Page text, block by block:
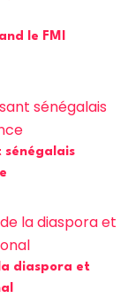
le FMI
sénégalais
diaspora et